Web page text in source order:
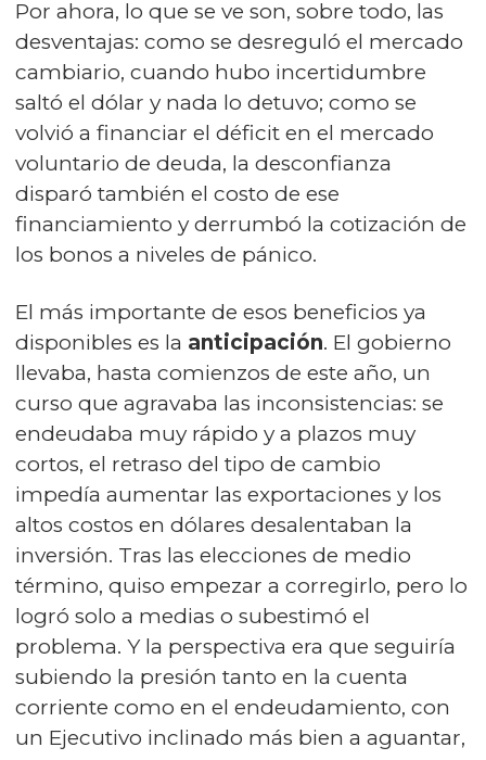
Por ahora, lo que se ve son, sobre todo, las
desventajas: como se desreguló el mercado
cambiario, cuando hubo incertidumbre
saltó el dólar y nada lo detuvo; como se
volvió a financiar el déficit en el mercado
voluntario de deuda, la desconfianza
disparó también el costo de ese
financiamiento y derrumbó la cotización de
los bonos a niveles de pánico.
El más importante de esos beneficios ya
disponibles es la anticipación. El gobierno
llevaba, hasta comienzos de este año, un
curso que agravaba las inconsistencias: se
endeudaba muy rápido y a plazos muy
cortos, el retraso del tipo de cambio
impedía aumentar las exportaciones y los
altos costos en dólares desalentaban la
inversión. Tras las elecciones de medio
término, quiso empezar a corregirlo, pero lo
logró solo a medias o subestimó el
problema. Y la perspectiva era que seguiría
subiendo la presión tanto en la cuenta
corriente como en el endeudamiento, con
un Ejecutivo inclinado más bien a aguantar,